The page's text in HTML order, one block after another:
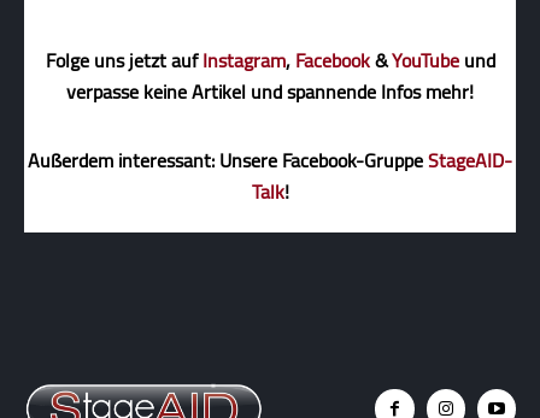
Folge uns jetzt aufInstagram,Facebook&YouTubeund
verpasse keine Artikel und spannende Infos mehr!
Außerdem interessant: Unsere Facebook-GruppeStageAID-
Talk!